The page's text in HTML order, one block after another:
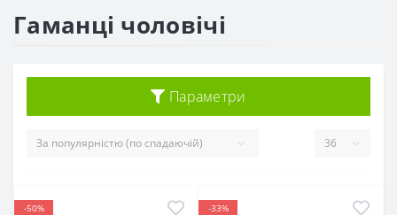
Гаманці чоловічі
Параметри
-50%
-33%